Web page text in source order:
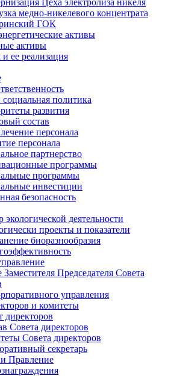
Цеха электролиза никеля
медно-никелевого концентрата
ГОК
активы
активы
ее реализация
политика
развития
состав
персонала
персонала
партнерство
программы
программы
инвестиции
безопасность
экологической деятельности
проекты и показатели
биоразнообразия
Председателя Совета
управления
и комитеты
директоров
Совета директоров
Совета директоров
секретарь
Правление